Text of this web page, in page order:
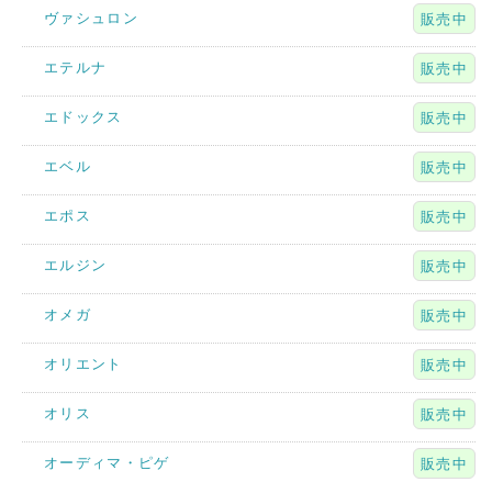
ヴァシュロン 販売中
エテルナ 販売中
エドックス 販売中
エベル 販売中
エポス 販売中
エルジン 販売中
オメガ 販売中
オリエント 販売中
オリス 販売中
オーディマ・ピゲ 販売中